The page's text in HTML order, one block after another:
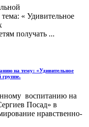
« Удивительное
получать ...
на тему: «Удивительное
группе.
воспитанию на
Посад» в
нравственно-